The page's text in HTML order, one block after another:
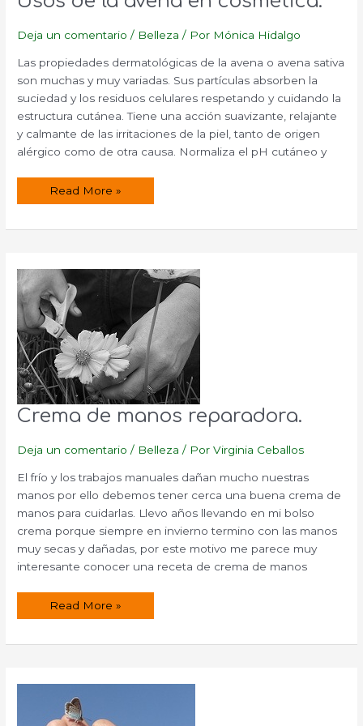
Deja un comentario / Belleza / Por Mónica Hidalgo
Las propiedades dermatológicas de la avena o avena sativa
son muchas y muy variadas. Sus partículas absorben la
suciedad y los residuos celulares respetando y cuidando la
estructura cutánea. Tiene una acción suavizante, relajante
y calmante de las irritaciones de la piel, tanto de origen
alérgico como de otra causa. Normaliza el pH cutáneo y
Usos
en
Read More »
Crema de manos reparadora.
Deja un comentario / Belleza / PorVirginia Ceballos
El frío y los trabajos manuales dañan mucho nuestras
manos por ello debemos tener cerca una buena crema de
manos para cuidarlas. Llevo años llevando en mi bolso
crema porque siempre en invierno termino con las manos
muy secas y dañadas, por este motivo me parece muy
interesante conocer una receta de crema de manos
Crema
Read More »